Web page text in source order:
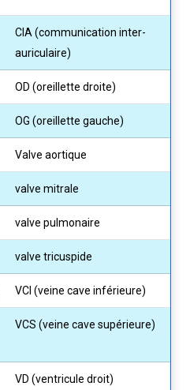
CIA (communication inter-
auriculaire)
OD (oreillette droite)
OG (oreillette gauche)
Valve aortique
valve mitrale
valve pulmonaire
valve tricuspide
VCI (veine cave inférieure)
VCS (veine cave supérieure)
VD (ventricule droit)